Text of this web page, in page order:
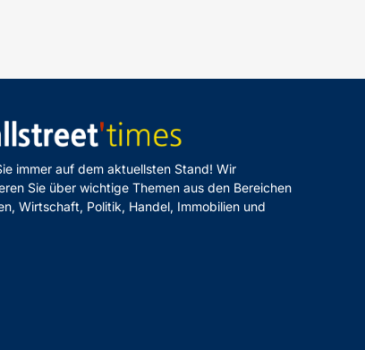
immer auf dem aktuellsten Stand! Wir
Sie über wichtige Themen aus den Bereichen
Wirtschaft, Politik, Handel, Immobilien und